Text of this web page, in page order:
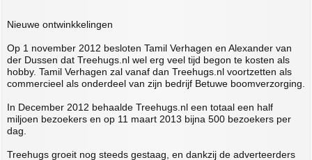
Nieuwe ontwinkkelingen
Op 1 november 2012 besloten Tamil Verhagen en Alexander van
der Dussen dat Treehugs.nl wel erg veel tijd begon te kosten als
hobby. Tamil Verhagen zal vanaf dan Treehugs.nl voortzetten als
commercieel als onderdeel van zijn bedrijf Betuwe boomverzorging.
In December 2012 behaalde Treehugs.nl een totaal een half
miljoen bezoekers en op 11 maart 2013 bijna 500 bezoekers per
dag.
Treehugs groeit nog steeds gestaag, en dankzij de adverteerders